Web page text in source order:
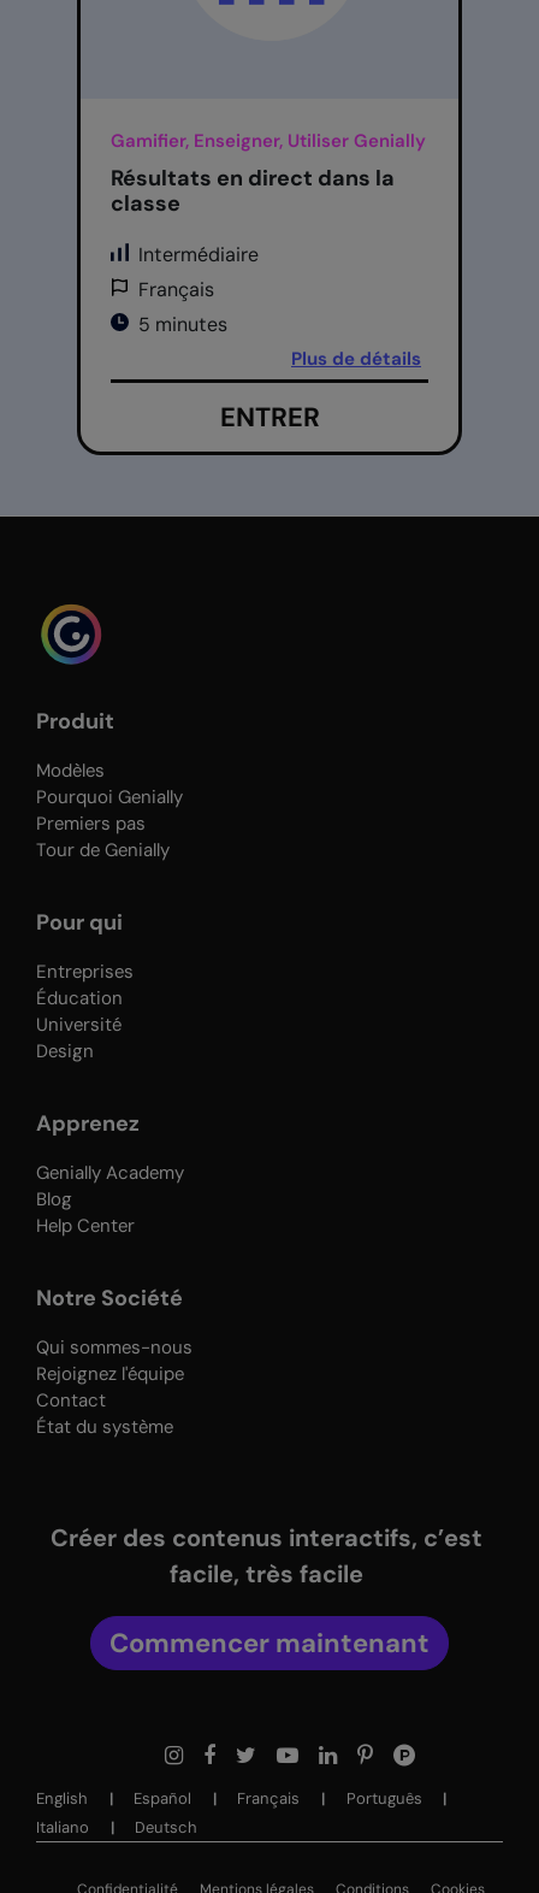
Gamifier, Enseigner, Utiliser Genially
Résultats en direct dans la
classe
Intermédiaire
Français
5 minutes
Plus de détails
ENTRER
Produit
Modèles
Pourquoi Genially
Premiers pas
Tour de Genially
Pour qui
Entreprises
Éducation
Université
Design
Apprenez
Genially Academy
Blog
Help Center
Notre Société
Qui sommes-nous
Rejoignez l'équipe
Contact
État du système
Créer des contenus interactifs, c’est
facile, très facile
Commencer maintenant
English Español Français
Português
Italiano
Deutsch